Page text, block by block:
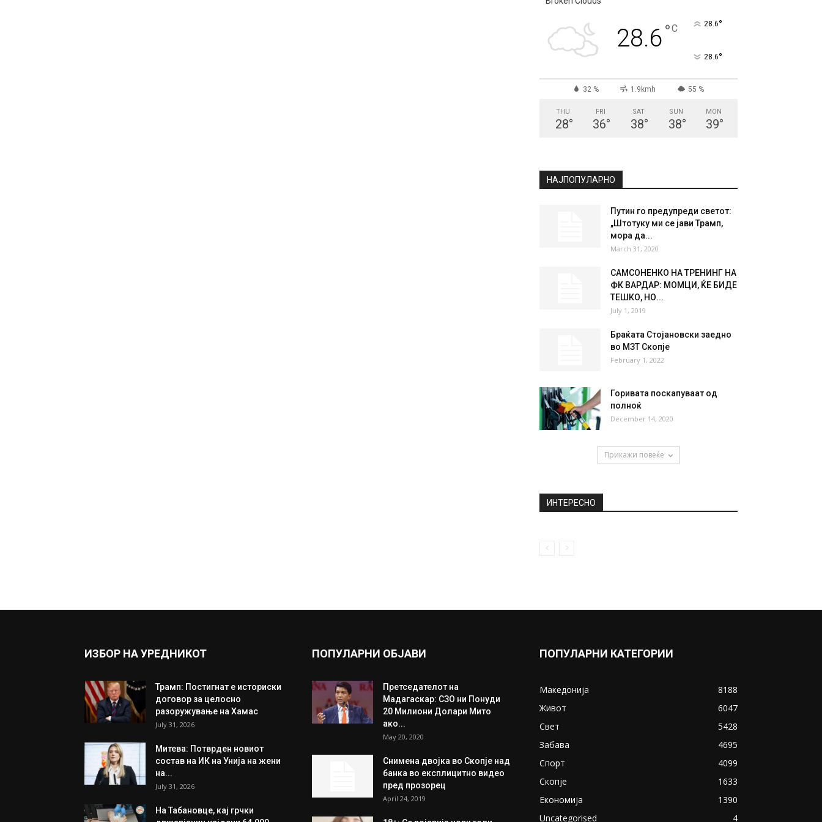
28.6°C 28.6°
28.6°
32 % 1.9kmh 55 %
THU
28°
FRI
36°
SAT
38°
SUN
38°
MON
39°
НАЈПОПУЛАРНО
Путин го предупреди светот:
„Штотуку ми се јави Трамп,
мора да...
March 31, 2020
САМСОНЕНКО НА ТРЕНИНГ НА
ФК ВАРДАР: МОМЦИ, ЌЕ БИДЕ
ТЕШКО, НО...
July 1, 2019
Браќата Стојановски заедно
во МЗТ Скопје
February 1, 2022
Горивата поскапуваат од
полноќ
December 14, 2020
Прикажи повеќе
ИНТЕРЕСНО
ИЗБОР НА УРЕДНИКОТ
Трамп: Постигнат е историски
договор за целосно
разоружување на Хамас
July 31, 2026
Митева: Потврден новиот
состав на ИК на Унија на жени
на...
July 31, 2026
На Табановце, кај грчки
ПОПУЛАРНИ ОБЈАВИ
Претседателот на
Мадагаскар: СЗО ни Понуди
20 Милиони Долари Мито
ако...
May 20, 2020
Снимена двојка во Скопје над
банка во експлицитно видео
пред прозорец
April 24, 2019
ПОПУЛАРНИ КАТЕГОРИИ
Македонија
8188
Живот
6047
Свет
5428
Забава
4695
Спорт
4099
Скопје
1633
Економија
1390
Uncategorised
4